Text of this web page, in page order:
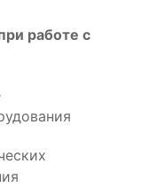
работе с